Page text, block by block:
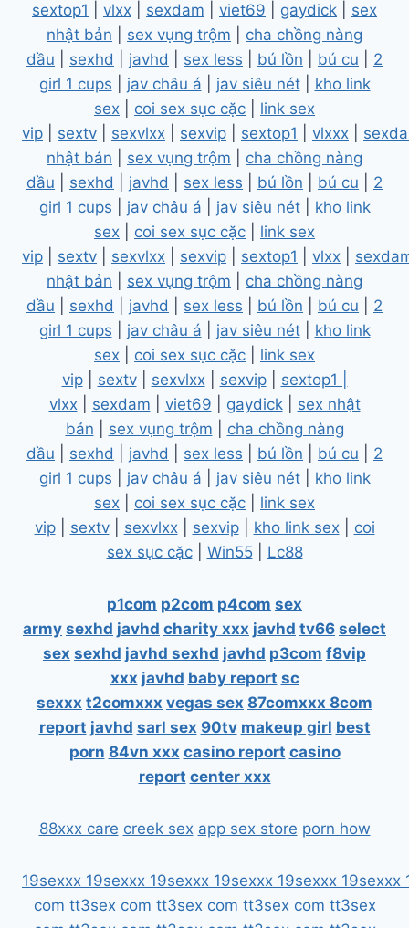
sextop1 vlxx sexdam viet69 gaydick
sex
nhật bản
sex vụng trộm
cha chồng nàng
dầu
sexhd javhd sex less bú lồn bú cu
2
girl 1 cups
jav châu á jav siêu nét| kho link
sex
coi sex sục cặc
link sex
vip
sextv sexvlxx sexvip sextop1 vlxxx
nhật bản
sex vụng trộm
cha chồng nàng
dầu
sexhd javhd sex less bú lồn bú cu
2
girl 1 cups
jav châu á jav siêu nét| kho link
sex
coi sex sục cặc
link sex
vip
sextv sexvlxx sexvip sextop1 vlxx
nhật bản
sex vụng trộm
cha chồng nàng
dầu
sexhd javhd sex less bú lồn bú cu
2
girl 1 cups
jav châu á jav siêu nét| kho link
sex
coi sex sục cặc
link sex
vip| sextv| sexvlxx| sexvip| sextop1 |
vlxx| sexdam viet69 gaydick| sex nhật
bản
sex vụng trộm
cha chồng nàng
dầu
sexhd javhd sex less bú lồn bú cu
2
girl 1 cups
jav châu á jav siêu nét| kho link
sex
coi sex sục cặc
link sex
vip| sextv| sexvlxx| sexvip| kho link sex| coi
sex sục cặc| Win55| Lc88
p1com p2com p4com sex
army sexhd javhd charity xxx javhd tv66 select
sex sexhd javhd sexhd javhd p3com f8vip
xxx javhd baby report sc
sexxx t2comxxx vegas sex 87comxxx 8com
report javhd sarl sex 90tv makeup girl best
porn 84vn xxx casino report casino
report center xxx
88xxx care creek sex app sex store porn how
19sexxx 19sexxx 19sexxx 19sexxx 19sexxx 19sexxx
com tt3sex com tt3sex com tt3sex com tt3sex